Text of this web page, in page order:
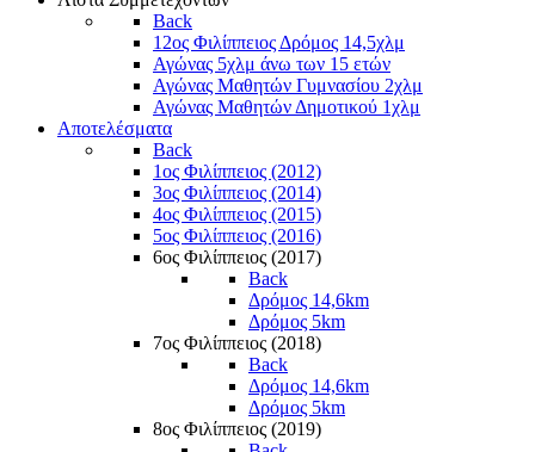
Back
12ος Φιλίππειος Δρόμος 14,5χλμ
Αγώνας 5χλμ άνω των 15 ετών
Αγώνας Μαθητών Γυμνασίου 2χλμ
Αγώνας Μαθητών Δημοτικού 1χλμ
Αποτελέσματα
Back
1ος Φιλίππειος (2012)
3ος Φιλίππειος (2014)
4ος Φιλίππειος (2015)
5ος Φιλίππειος (2016)
6ος Φιλίππειος (2017)
Back
Δρόμος 14,6km
Δρόμος 5km
7ος Φιλίππειος (2018)
Back
Δρόμος 14,6km
Δρόμος 5km
8ος Φιλίππειος (2019)